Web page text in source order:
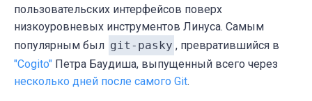
пользовательских интерфейсов поверх
низкоуровневых инструментов Линуса. Самым
популярным был git-pasky , превратившийся в
"Cogito" Петра Баудиша, выпущенный всего через
несколько дней после самого Git.